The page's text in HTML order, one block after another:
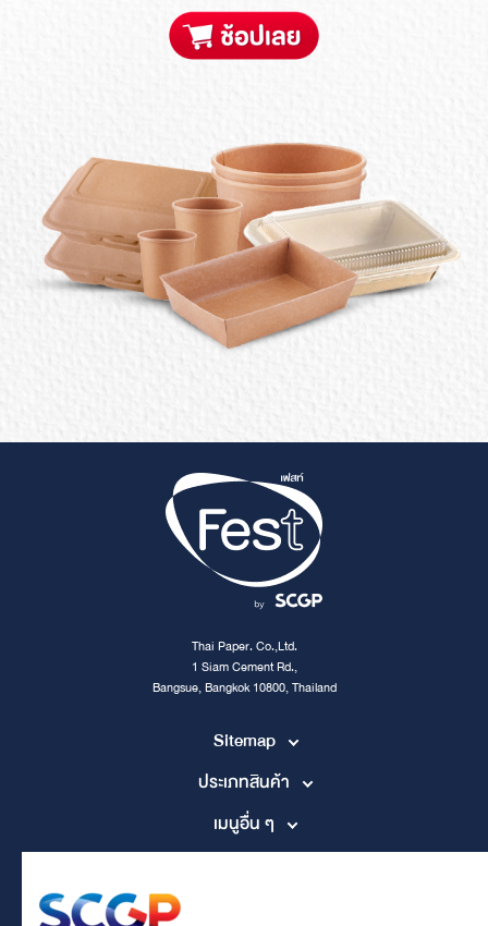
Thai Paper. Co.,Ltd.
1 Siam Cement Rd.,
Bangsue, Bangkok 10800, Thailand
Sitemap
ประเภทสินค้า
เมนูอื่น ๆ
tpccs@scg.com